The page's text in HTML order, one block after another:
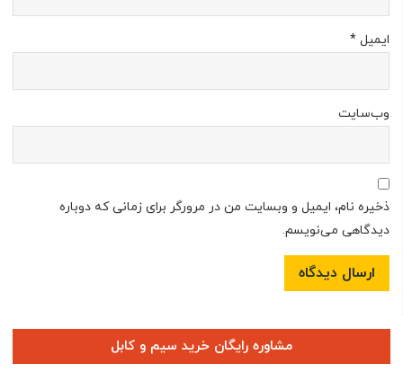
ایمیل *
وب‌سایت
ذخیره نام، ایمیل و وبسایت من در مرورگر برای زمانی که دوباره
دیدگاهی می‌نویسم.
مشاوره رایگان خرید سیم و کابل